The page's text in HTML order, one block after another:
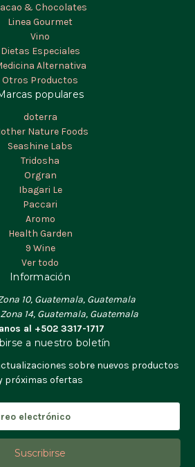
& Chocolates
Linea Gourmet
Vino
Dietas Especiales
Alternativa
Otros Productos
populares
doterra
Nature Foods
Seashine Labs
Tridosha
Orgran
Ibagari Le
Paccari
Aromo
Health Garden
9 Wine
Ver todo
Información
10, Guatemala, Guatemala
14, Guatemala, Guatemala
al +502 3317-1717
a nuestro boletín
sobre nuevos productos
próximas ofertas